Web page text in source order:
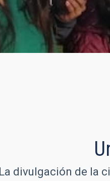
La divulgación de la